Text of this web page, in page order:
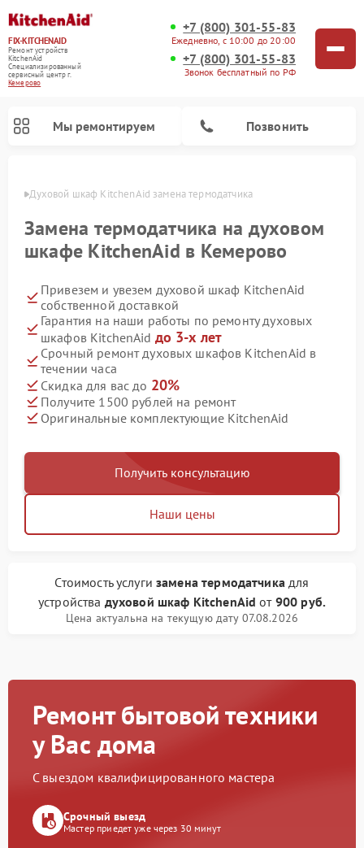
FIX-KITCHENAID
Ремонт устройств
KitchenAid
Специализированный
cервисный центр г.
Кемерово
+7 (800) 301-55-83
Ежедневно, с 10:00 до 20:00
+7 (800) 301-55-83
Звонок бесплатный по РФ
Мы ремонтируем Позвонить
Духовой шкаф KitchenAid замена термодатчика
Замена термодатчика на духовом
шкафе KitchenAid в Кемерово
Привезем и увезем духовой шкаф KitchenAid
собственной доставкой
Гарантия на наши работы по ремонту духовых
шкафов KitchenAid до 3-х лет
Срочный ремонт духовых шкафов KitchenAid в
течении часа
Скидка для вас до 20%
Получите 1500 рублей на ремонт
Оригинальные комплектующие KitchenAid
Получить консультацию
Наши цены
Стоимость услугизамена термодатчикадля
устройства духовой шкаф KitchenAid от 900 руб.
Цена актуальна на текущую дату 07.08.2026
Ремонт бытовой техники
у Вас дома
С выездом квалифицированного мастера
Срочный выезд
Мастер приедет уже через 30 минут